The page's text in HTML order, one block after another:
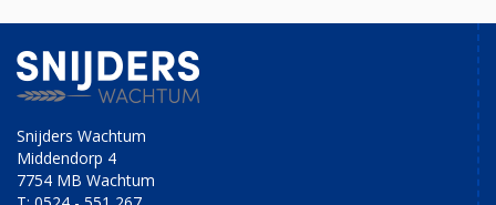
Snijders Wachtum
Middendorp 4
7754 MB Wachtum